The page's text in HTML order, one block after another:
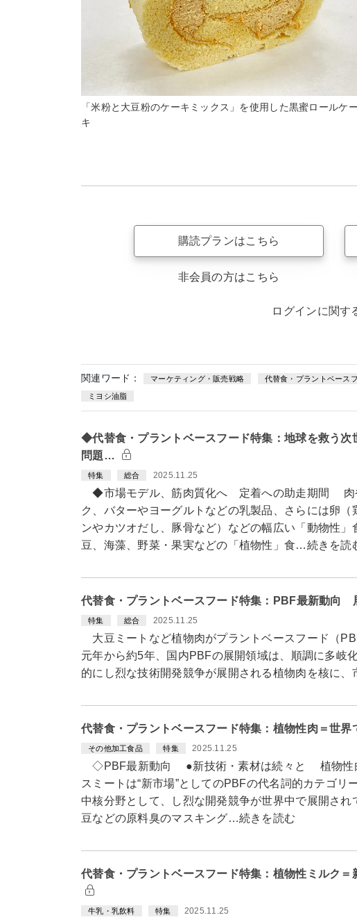
「米粉と大豆粉のケーキミックス」を使用した黒蜜ロールケー
キ
購読プランはこちら
非会員の方はこちら
ログインに関す
関連ワード： マーケティング・販売戦略 代替食・プラントベース
ミヨシ油脂
◆代替食・プラントベースフード特集：地球を救う
問題…
特集 総合 2025.11.25
◆市場モデル、筋肉質化へ 定着への助走期間 肉
ク、バターやヨーグルトなどの乳製品、さらには卵（
ンやカツオだし、豚骨など）などの幅広い「動物性」
豆、海藻、野菜・果実などの「植物性」食…続きを読
代替食・プラントベースフード特集：PBF最新動向
特集 総合 2025.11.25
大豆ミートなど植物肉がプラントベースフード（
元年から約5年、国内PBFの展開領域は、順調に多岐
的にし烈な技術開発競争が展開される植物肉を核に
代替食・プラントベースフード特集：植物性肉＝世界
その他加工食品 特集 2025.11.25
◇PBF最新動向 ●新技術・素材は続々と 植物性
スミートは“新市場”としてのPBFの代名詞的カテゴリ
中核分野として、し烈な開発競争が世界中で展開され
豆などの原料臭のマスキング…続きを読む
代替食・プラントベースフード特集：植物性ミルク＝
牛乳・乳飲料 特集 2025.11.25